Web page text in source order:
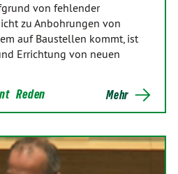
von fehlender
zu Anbohrungen von
auf Baustellen kommt, ist
Errichtung von neuen
Reden Mehr